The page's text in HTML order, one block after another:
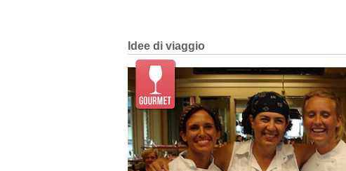
Idee di viaggio